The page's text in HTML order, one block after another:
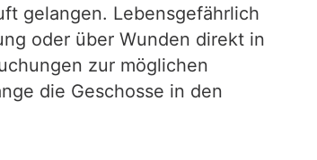
gelangen. Lebensgefährlich
oder über Wunden direkt in
zur möglichen
die Geschosse in den